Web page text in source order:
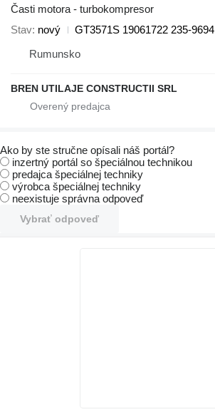
Časti motora - turbokompresor
Stav nový
GT3571S 19061722 235-9694
Rumunsko
BREN UTILAJE CONSTRUCTII SRL
Ako by ste stručne opísali náš portál?
inzertný portál so špeciálnou technikou
predajca špeciálnej techniky
výrobca špeciálnej techniky
neexistuje správna odpoveď
Vybrať odpoveď